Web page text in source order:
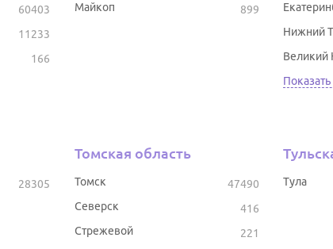
60403
11233
166
899
Майкоп
Нижний
Великий
28305
Томская область
47490
Томск
416
Северск
221
Стрежевой
Тула